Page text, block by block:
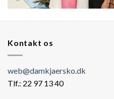
Kontakt os
web@damkjaersko.dk
Tlf.: 22 97 13 40